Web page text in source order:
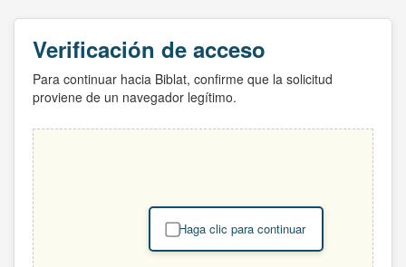
Verificación de acceso
Para continuar hacia Biblat, confirme que la solicitud
proviene de un navegador legítimo.
Haga clic para continuar